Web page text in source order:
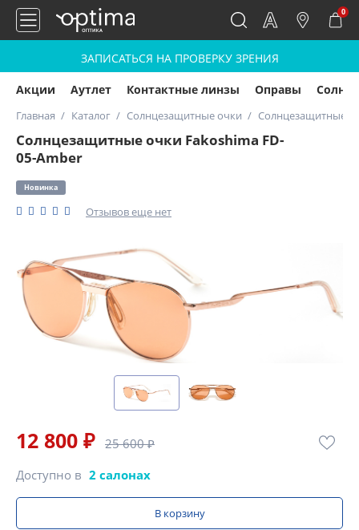
0
ЗАПИСАТЬСЯ НА ПРОВЕРКУ ЗРЕНИЯ
Акции Аутлет Контактные линзы Оправы
Главная Каталог Солнцезащитные очки Солнцезащитные
Солнцезащитные очки Fakoshima FD-
05-Amber
Новинка
Отзывов еще нет
12 800 ₽ 25 600 ₽
Доступно в 2 салонах
В корзину